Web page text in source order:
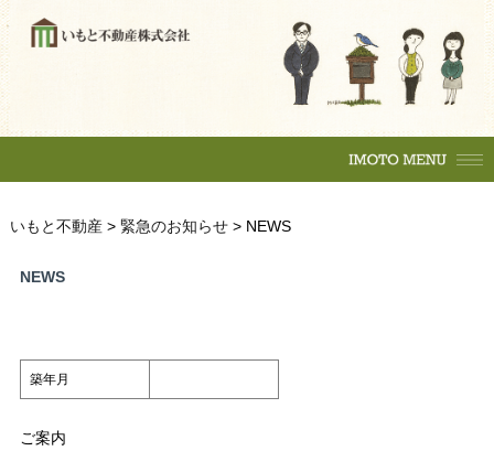
購入の流れ
マンション
土地
住居
テナント
事務所
（査定依頼）
賃貸管理
会社案内
売買物件
一戸建
住居
収益物件
いもと不動産> 緊急のお知らせ> NEWS
NEWS
築年月
ご案内